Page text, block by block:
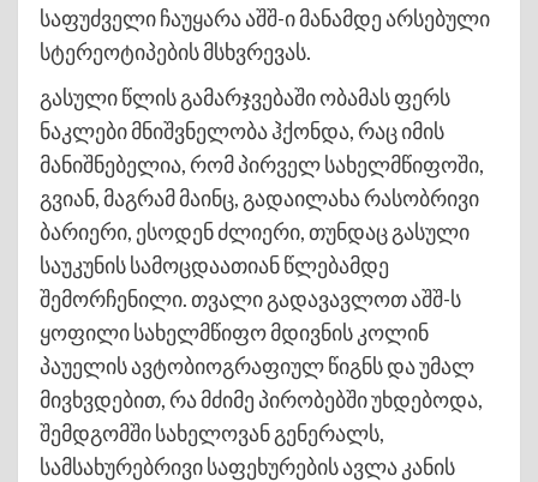
საფუძველი ჩაუყარა აშშ-ი მანამდე არსებული
სტერეოტიპების მსხვრევას.
გასული წლის გამარჯვებაში ობამას ფერს
ნაკლები მნიშვნელობა ჰქონდა, რაც იმის
მანიშნებელია, რომ პირველ სახელმწიფოში,
გვიან, მაგრამ მაინც, გადაილახა რასობრივი
ბარიერი, ესოდენ ძლიერი, თუნდაც გასული
საუკუნის სამოცდაათიან წლებამდე
შემორჩენილი. თვალი გადავავლოთ აშშ-ს
ყოფილი სახელმწიფო მდივნის კოლინ
პაუელის ავტობიოგრაფიულ წიგნს და უმალ
მივხვდებით, რა მძიმე პირობებში უხდებოდა,
შემდგომში სახელოვან გენერალს,
სამსახურებრივი საფეხურების ავლა კანის